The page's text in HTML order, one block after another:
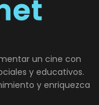
un cine con
y educativos.
y enriquezca